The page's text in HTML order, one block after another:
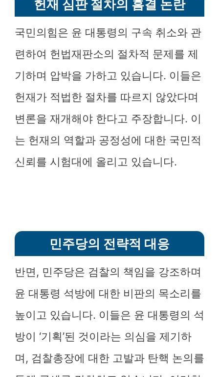
헌재 심판 절차의 흠결 논란
국민의힘은 윤 대통령의 구속 취소와 관
련하여 헌법재판소의 절차적 문제를 제
기하며 압박을 가하고 있습니다. 이들은
헌재가 적법한 절차를 따르지 않았다며
변론을 재개해야 한다고 주장합니다. 이
는 헌재의 역할과 공정성에 대한 국민적
신뢰를 시험대에 올리고 있습니다.
민주당의 전략적 대응
반면, 민주당은 검찰의 책임을 강조하며
윤 대통령 석방에 대한 비판의 목소리를
높이고 있습니다. 이들은 윤 대통령의 석
방이 ‘기획’된 것이라는 의심을 제기하
며, 검찰총장에 대한 고발과 탄핵 논의를